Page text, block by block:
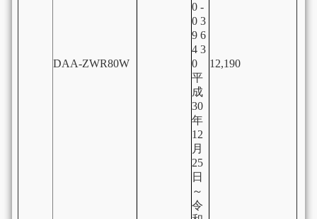
DAA-ZWR80W
0 -
0 3
9 6
4 3
0
平
成
30
年
12
月
25
日
～
令
12,190